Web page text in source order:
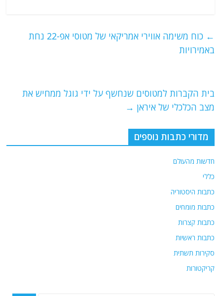
s
A
g
l
er
e
k
←
כוח משימה אווירי אמריקאי של מטוסי אפ-22 נחת
באמירויות
בית הקברות למטוסים שנחשף על ידי גוגל ממחיש את
מצב הכלכלי של איראן →
מדורי כתבות נוספים
חדשות מהעולם
כללי
כתבות היסטוריה
כתבות מומחים
כתבות קצרות
כתבות ראשיות
סקירות תשתית
קריקטורות